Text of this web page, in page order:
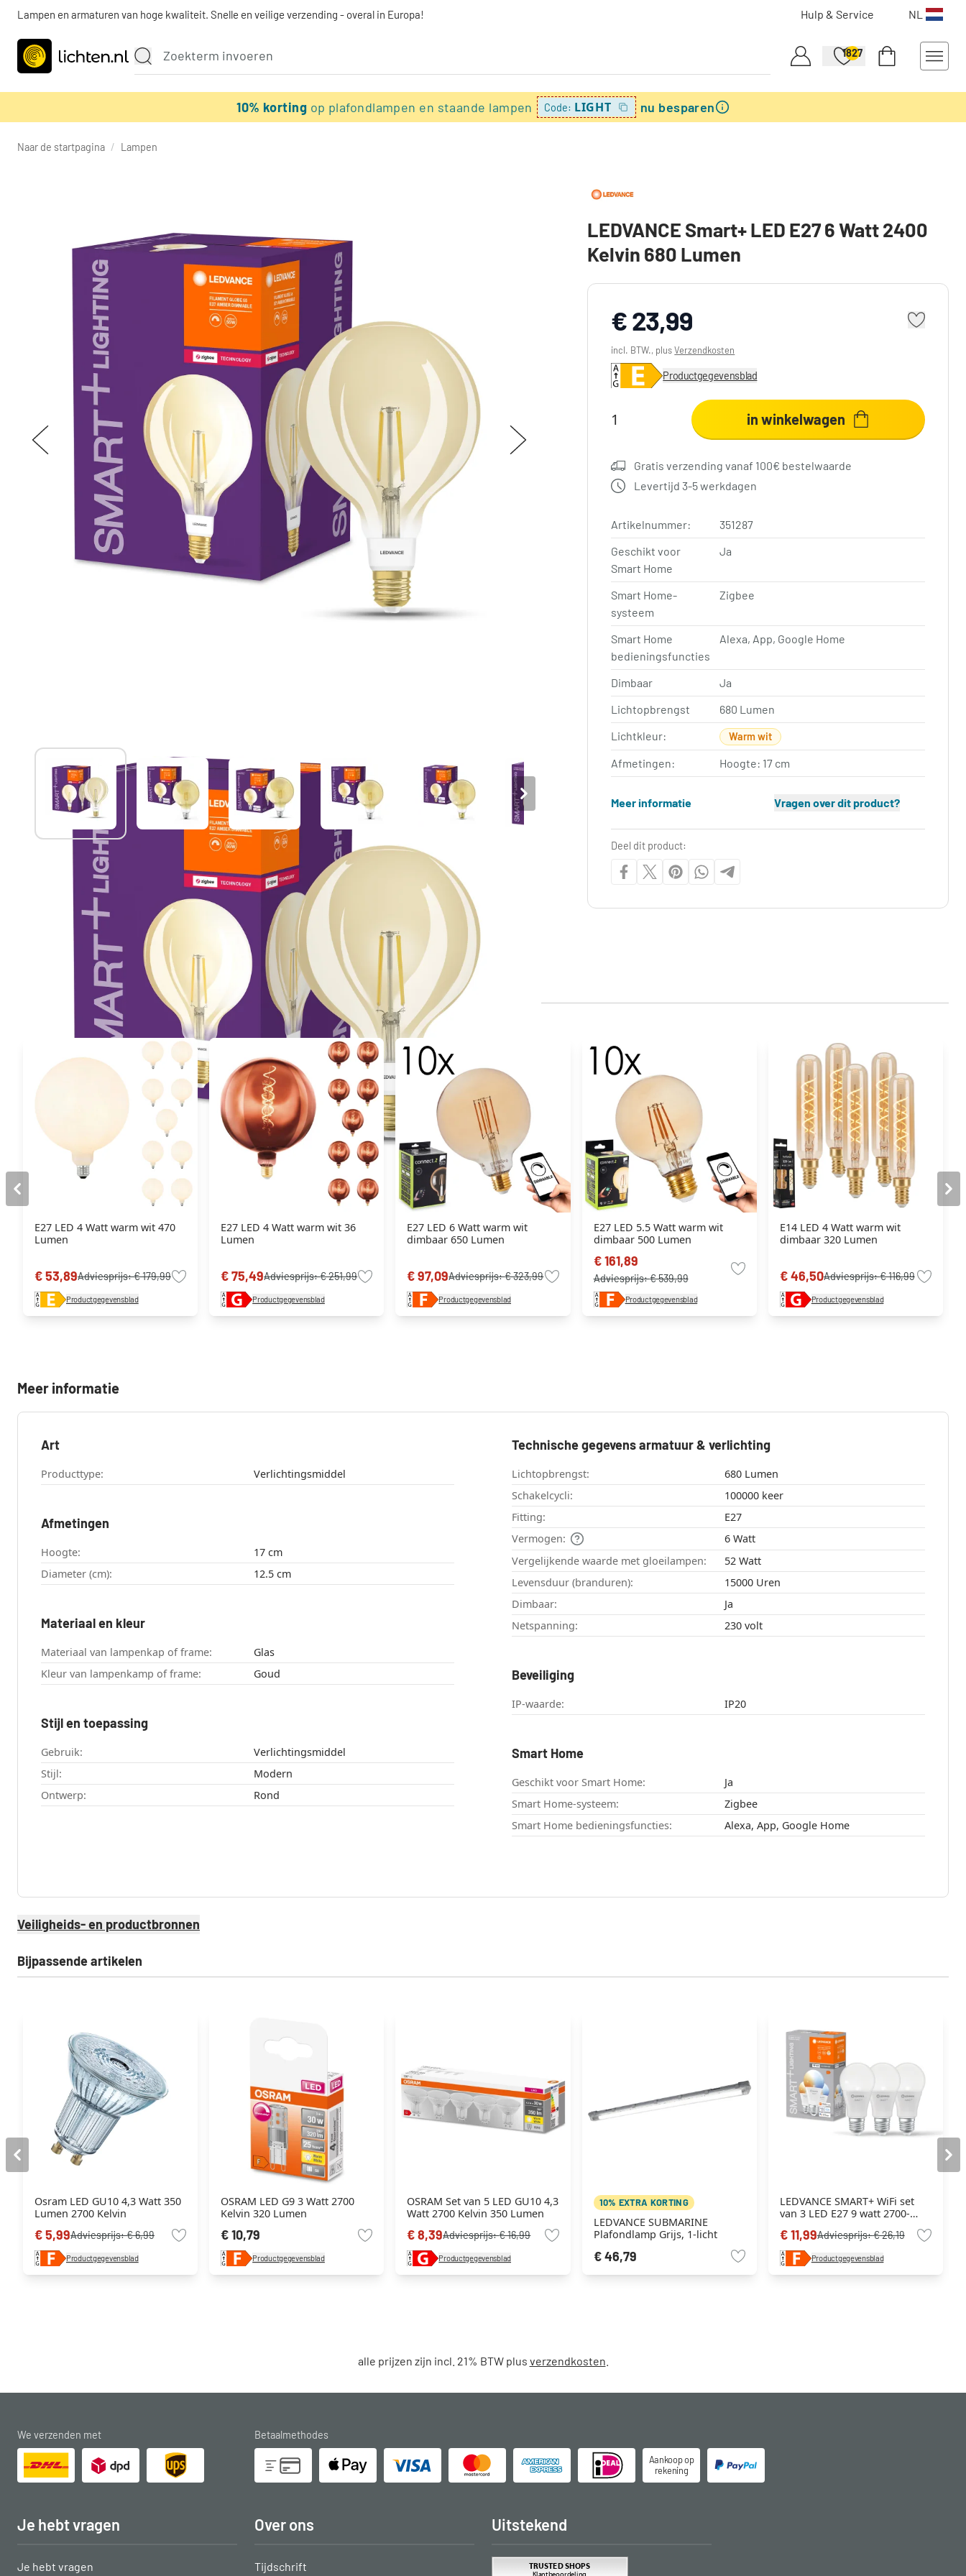
Lampen en armaturen van hoge kwaliteit. Snelle en veilige verzending - overal in Europa! Hulp & Service NL
1827
10% korting op plafondlampen en staande lampen Code: LIGHT nu besparen
Naar de startpagina / Lampen
LEDVANCE Smart+ LED E27 6 Watt 2400
Kelvin 680 Lumen
€ 23,99
incl. BTW., plusVerzendkosten
Productgegevensblad
in winkelwagen
Gratis verzending vanaf 100€ bestelwaarde
Levertijd 3-5 werkdagen
Artikelnummer:
351287
Geschikt voor
Smart Home
Ja
Smart Home-
systeem
Zigbee
Smart Home
bedieningsfuncties
Alexa, App, Google Home
Dimbaar
Ja
Lichtopbrengst
680 Lumen
Lichtkleur:
Warm wit
Afmetingen: Hoogte: 17 cm
Meer informatie Vragen over dit product?
Deel dit product:
Misschien vind je dit ook leuk
E27 LED 4 Watt warm wit 470
Lumen
€ 53,89Adviesprijs:€ 179,99
Productgegevensblad
E27 LED 4 Watt warm wit 36
Lumen
€ 75,49Adviesprijs:€ 251,99
Productgegevensblad
E27 LED 6 Watt warm wit
dimbaar 650 Lumen
€ 97,09Adviesprijs:€ 323,99
Productgegevensblad
E27 LED 5.5 Watt warm wit
dimbaar 500 Lumen
€ 161,89
Adviesprijs:€ 539,99
Productgegevensblad
E14 LED 4 Watt warm wit
dimbaar 320 Lumen
€ 46,50Adviesprijs:€ 116,99
Productgegevensblad
Meer informatie
Art
Producttype: Verlichtingsmiddel
Afmetingen
Hoogte:
17 cm
Diameter (cm):
12.5 cm
Materiaal en kleur
Materiaal van lampenkap of frame:
Glas
Kleur van lampenkamp of frame:
Goud
Stijl en toepassing
Gebruik:
Verlichtingsmiddel
Stijl:
Modern
Ontwerp:
Rond
Technische gegevens armatuur & verlichting
Lichtopbrengst:
680 Lumen
Schakelcycli:
100000 keer
Fitting:
E27
Vermogen:
6 Watt
Vergelijkende waarde met gloeilampen:
52 Watt
Levensduur (branduren):
15000 Uren
Dimbaar:
Ja
Netspanning:
230 volt
Beveiliging
IP-waarde: IP20
Smart Home
Geschikt voor Smart Home:
Ja
Smart Home-systeem:
Zigbee
Smart Home bedieningsfuncties:
Alexa, App, Google Home
Veiligheids- en productbronnen
Bijpassende artikelen
Osram LED GU10 4,3 Watt 350
Lumen 2700 Kelvin
€ 5,99Adviesprijs:€ 6,99
Productgegevensblad
OSRAM LED G9 3 Watt 2700
Kelvin 320 Lumen
€ 10,79
Productgegevensblad
OSRAM Set van 5 LED GU10 4,3
Watt 2700 Kelvin 350 Lumen
€ 8,39Adviesprijs:€ 16,99
Productgegevensblad
10% EXTRA KORTING
LEDVANCE SUBMARINE
Plafondlamp Grijs, 1-licht
€ 46,79
LEDVANCE SMART+ WiFi set
van 3 LED E27 9 watt 2700-
€ 11,99Adviesprijs:€ 26,19
Productgegevensblad
alle prijzen zijn incl. 21% BTW plus verzendkosten
We verzenden met Betaalmethodes
Aankoop op
rekening
Je hebt vragen
Je hebt vragen
Over ons
Tijdschrift
Uitstekend